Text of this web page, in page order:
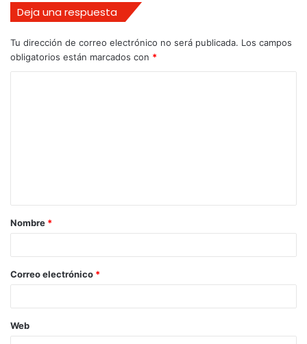
Deja una respuesta
Tu dirección de correo electrónico no será publicada. Los campos
obligatorios están marcados con *
Nombre *
Correo electrónico *
Web